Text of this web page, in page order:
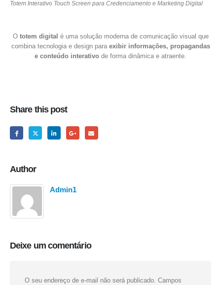
Totem Interativo Touch Screen para Credenciamento e Marketing Digital
O totem digital é uma solução moderna de comunicação visual que
combina tecnologia e design para exibir informações, propagandas
e conteúdo interativo de forma dinâmica e atraente.
Share this post
Author
Admin1
Deixe um comentário
O seu endereço de e-mail não será publicado. Campos